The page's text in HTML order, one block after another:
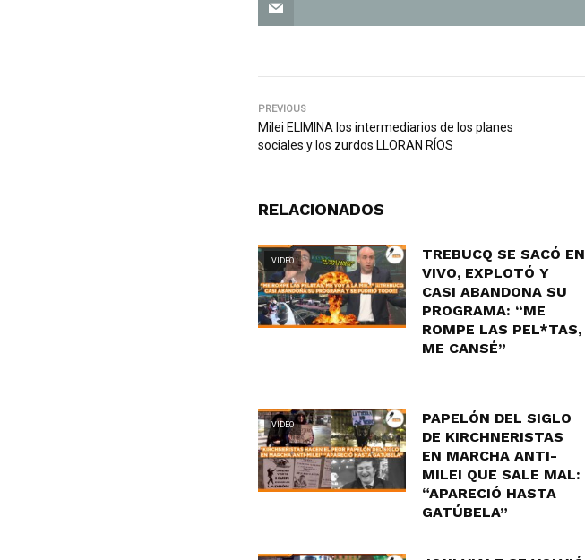
PREVIOUS
Milei ELIMINA los intermediarios de los planes
sociales y los zurdos LLORAN RÍOS
RELACIONADOS
VIDEO
TREBUCQ SE SACÓ EN
VIVO, EXPLOTÓ Y
CASI ABANDONA SU
PROGRAMA: “ME
ROMPE LAS PEL*TAS,
ME CANSÉ”
VIDEO
PAPELÓN DEL SIGLO
DE KIRCHNERISTAS
EN MARCHA ANTI-
MILEI QUE SALE MAL:
“APARECIÓ HASTA
GATÚBELA”